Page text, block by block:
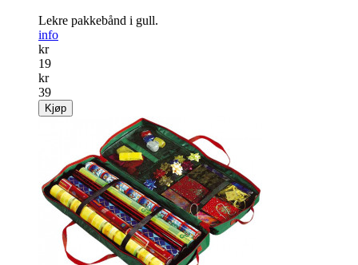
Lekre pakkebånd i gull.
info
kr
19
kr
39
Kjøp